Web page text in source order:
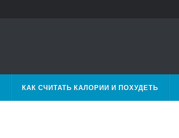
КАК СЧИТАТЬ КАЛОРИИ И ПОХУДЕТЬ